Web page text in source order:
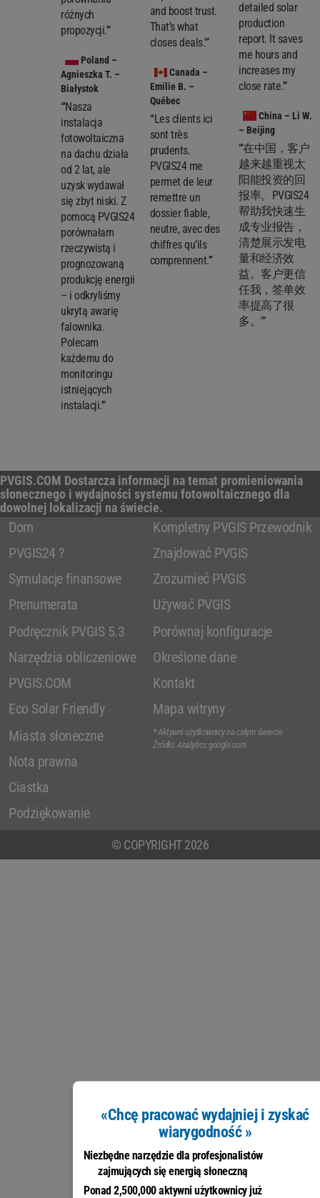
«Chcę pracować wydajniej i zyskać
wiarygodność »
Niezbędne narzędzie dla profesjonalistów
zajmujących się energią słoneczną
Ponad 2,500,000 aktywni użytkownicy już
różnych
propozycji.'”
Poland –
Agnieszka T. –
Białystok
“'Nasza
instalacja
fotowoltaiczna
na dachu działa
od 2 lat, ale
uzysk wydawał
się zbyt niski. Z
pomocą PVGIS24
porównałam
rzeczywistą i
prognozowaną
produkcję energii
– i odkryliśmy
ukrytą awarię
falownika.
Polecam
każdemu do
monitoringu
istniejących
instalacji.'”
and boost trust.
That’s what
closes deals.'”
Canada –
Emilie B. –
Québec
“'Les clients ici
sont très
prudents.
PVGIS24 me
permet de leur
remettre un
dossier fiable,
neutre, avec des
chiffres qu’ils
comprennent.'”
detailed solar
production
report. It saves
me hours and
increases my
close rate.'”
China – Li W.
– Beijing
“'在中国，客户
越来越重视太
阳能投资的回
报率。PVGIS24
帮助我快速生
成专业报告，
清楚展示发电
量和经济效
益。客户更信
任我，签单效
率提高了很
多。'”
PVGIS.COM Dostarcza informacji na temat promieniowania
słonecznego i wydajności systemu fotowoltaicznego dla
dowolnej lokalizacji na świecie.
Dom
PVGIS24 ?
Symulacje finansowe
Prenumerata
Podręcznik PVGIS 5.3
Narzędzia obliczeniowe
PVGIS.COM
Eco Solar Friendly
Miasta słoneczne
Nota prawna
Ciastka
Podziękowanie
Kompletny PVGIS Przewodnik
Znajdować PVGIS
Zrozumieć PVGIS
Używać PVGIS
Porównaj konfiguracje
Określone dane
Kontakt
Mapa witryny
* Aktywni użytkownicy na całym świecie
Źródło: Analytics.google.com
© COPYRIGHT 2026